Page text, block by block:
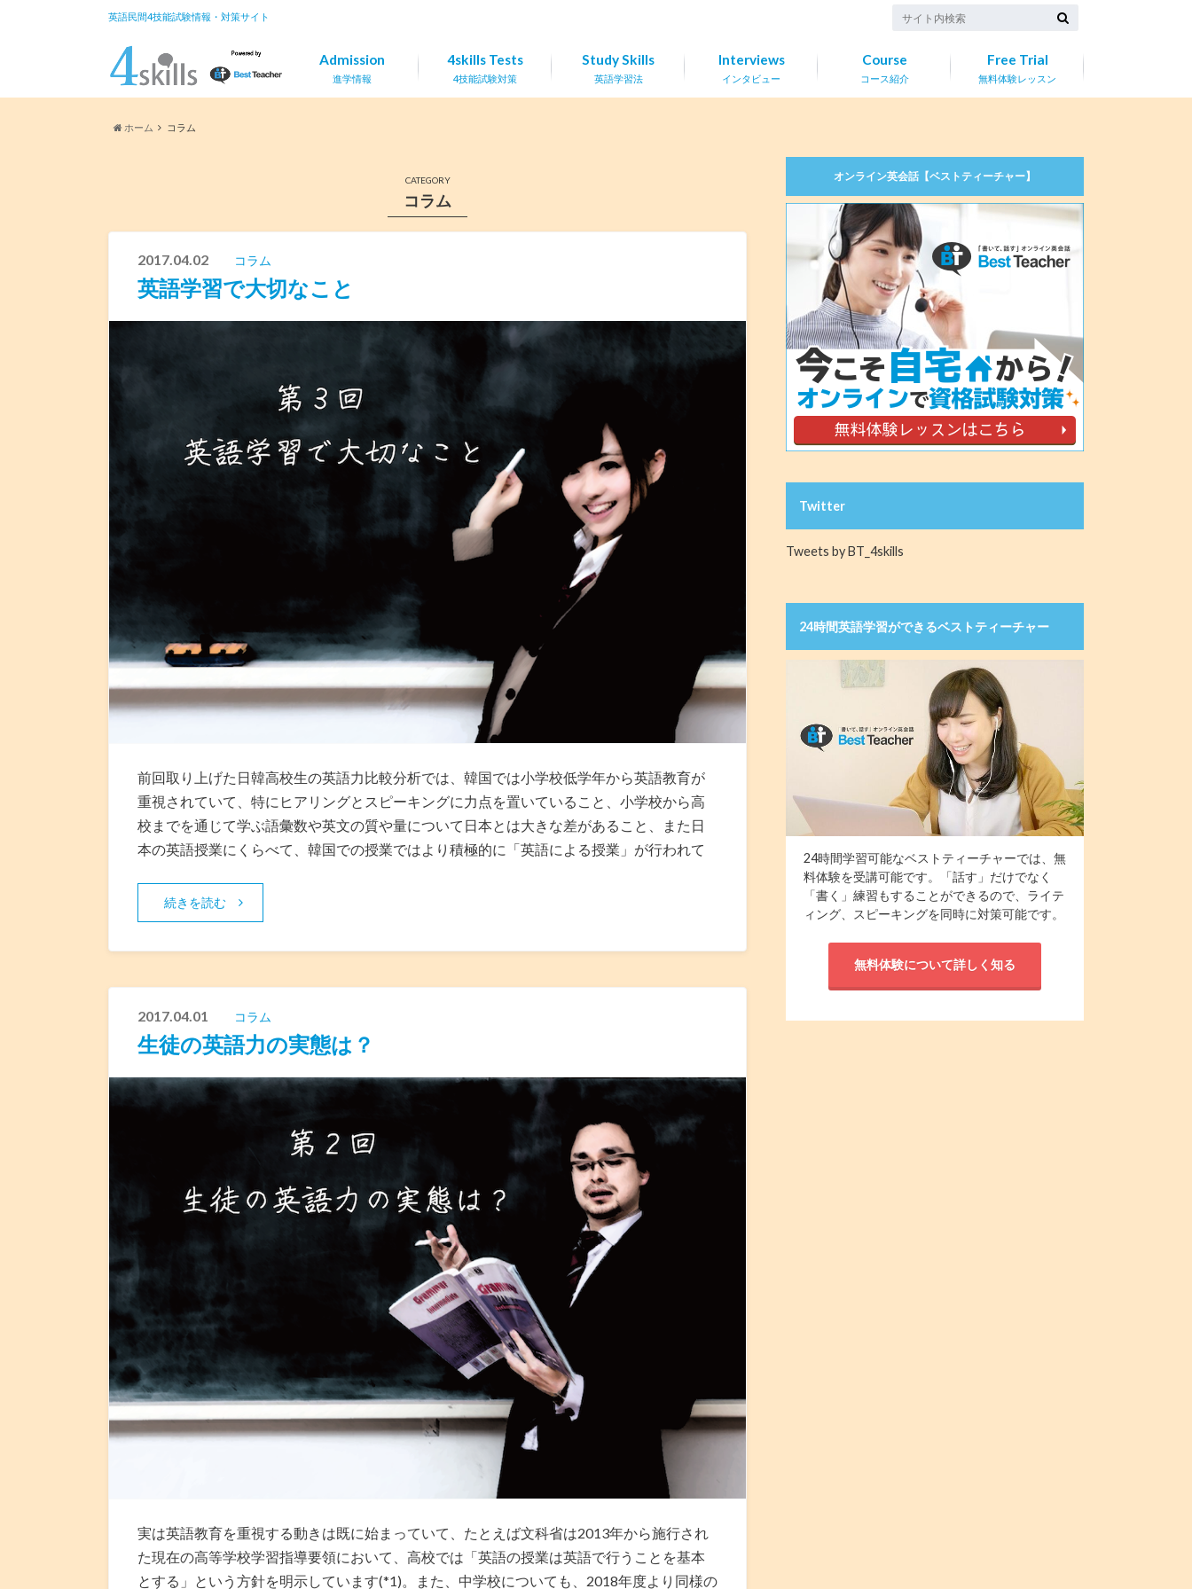
英語民間4技能試験情報・対策サイト
進学情報
Admission
4技能試験対策
4skills Tests
英語学習法
Study Skills
インタビュー
Interviews
コース紹介
Course
無料体験レッスン
Free Trial
ホーム コラム
CATEGORY
コラム
2017.04.02 コラム
英語学習で大切なこと
前回取り上げた日韓高校生の英語力比較分析では、韓国では小学校低学年から英語教育が
重視されていて、特にヒアリングとスピーキングに力点を置いていること、小学校から高
校までを通じて学ぶ語彙数や英文の質や量について日本とは大きな差があること、また日
本の英語授業にくらべて、韓国での授業ではより積極的に「英語による授業」が行われて
続きを読む
2017.04.01 コラム
生徒の英語力の実態は？
実は英語教育を重視する動きは既に始まっていて、たとえば文科省は2013年から施行され
た現在の高等学校学習指導要領において、高校では「英語の授業は英語で行うことを基本
とする」という方針を明示しています(*1)。また、中学校についても、2018年度より同様の
オンライン英会話【ベストティーチャー】
Twitter
Tweets by BT_4skills
24時間英語学習ができるベストティーチャー
24時間学習可能なベストティーチャーでは、無
料体験を受講可能です。「話す」だけでなく
「書く」練習もすることができるので、ライテ
ィング、スピーキングを同時に対策可能です。
無料体験について詳しく知る